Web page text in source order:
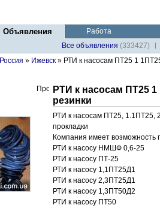
Объявления
Работа
Все объявления (333427)
Россия » Ижевск » РТИ к насосам ПТ25 1
РТИ к насосам ПТ25
резинки
РТИ к насосам ПТ25, 1.1ПТ25,
прокладки
Компания имеет возможность
РТИ к насосу НМШФ 0,6-25
РТИ к насосу ПТ-25
РТИ к насосу 1,1ПТ25Д1
РТИ к насосу 2,3ПТ25Д1
РТИ к насосу 1,3ПТ50Д2
РТИ к насосу ПТ50